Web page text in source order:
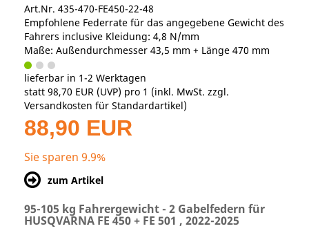
Art.Nr. 435-470-FE450-22-48
Empfohlene Federrate für das angegebene Gewicht des
Fahrers inclusive Kleidung: 4,8 N/mm
Maße: Außendurchmesser 43,5 mm + Länge 470 mm
lieferbar in 1-2 Werktagen
statt 98,70 EUR (UVP) pro 1 (inkl. MwSt. zzgl.
Versandkosten für Standardartikel)
88,90 EUR
Sie sparen 9.9%
zum Artikel
95-105 kg Fahrergewicht - 2 Gabelfedern für
HUSQVARNA FE 450 + FE 501 , 2022-2025